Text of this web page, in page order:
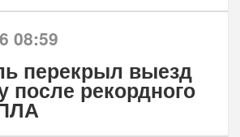
08:59
перекрыл выезд
после рекордного